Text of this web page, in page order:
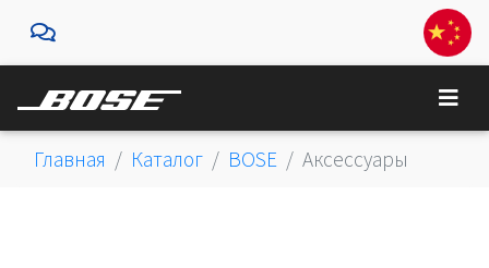
Главная Каталог BOSE Аксессуары